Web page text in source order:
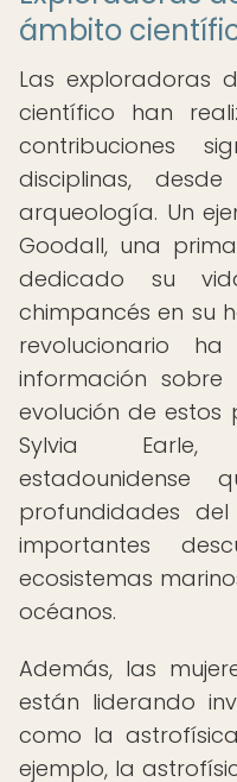
ámbito
Las exploradoras
científico han
contribuciones
disciplinas,
arqueología. Un
Goodall, una
dedicado su
chimpancés en su
revolucionario
información
evolución de estos
Sylvia Earle,
profundidades
importantes
ecosistemas
océanos.
Además, las
están liderando
como la
ejemplo, la